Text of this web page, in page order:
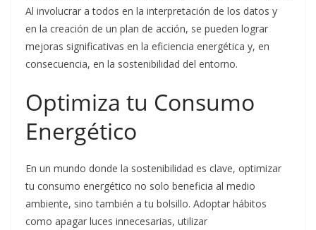
Al involucrar a todos en la interpretación de los datos y
en la creación de un plan de acción, se pueden lograr
mejoras significativas en la eficiencia energética y, en
consecuencia, en la sostenibilidad del entorno.
Optimiza tu Consumo
Energético
En un mundo donde la sostenibilidad es clave, optimizar
tu consumo energético no solo beneficia al medio
ambiente, sino también a tu bolsillo. Adoptar hábitos
como apagar luces innecesarias, utilizar